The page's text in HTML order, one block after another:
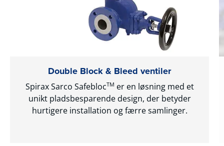
Double Block & Bleed ventiler
Spirax Sarco SafeblocTM er en løsning med et
unikt pladsbesparende design, der betyder
hurtigere installation og færre samlinger.